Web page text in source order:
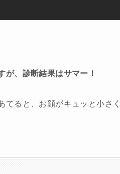
が、診断結果はサマー！
ると、お顔がキュッと小さ